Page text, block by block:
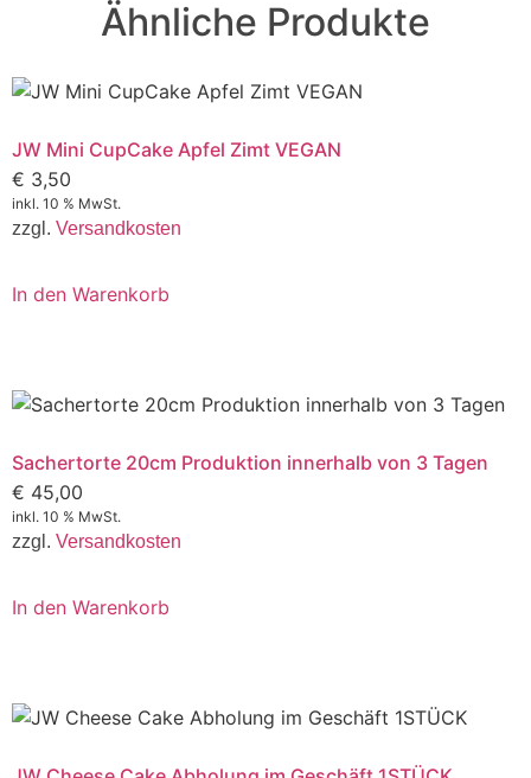
Ähnliche Produkte
JW Mini CupCake Apfel Zimt VEGAN
€ 3,50
inkl. 10 % MwSt.
zzgl. Versandkosten
In den Warenkorb
Sachertorte 20cm Produktion innerhalb von 3 Tagen
€ 45,00
inkl. 10 % MwSt.
zzgl. Versandkosten
In den Warenkorb